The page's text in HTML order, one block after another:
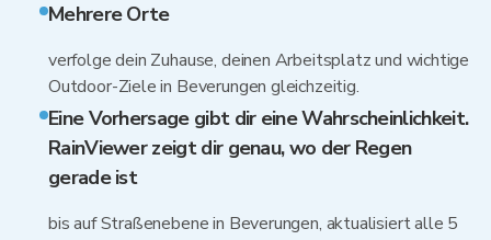
Mehrere Orte
verfolge dein Zuhause, deinen Arbeitsplatz und wichtige
Outdoor-Ziele in Beverungen gleichzeitig.
Eine Vorhersage gibt dir eine Wahrscheinlichkeit.
RainViewer zeigt dir genau, wo der Regen
gerade ist
bis auf Straßenebene in Beverungen, aktualisiert alle 5